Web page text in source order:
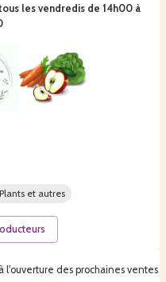
l'ouverture des prochaines ventes
les vendredis de 14h00 à
Plants et autres